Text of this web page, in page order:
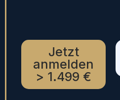
Jetzt
anmelden
> 1.499 €